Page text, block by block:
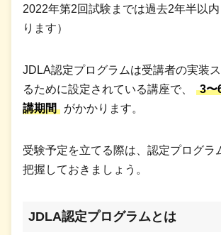
2022年第2回試験までは過去2年半以
ります）
JDLA認定プログラムは受講者の実装
るために設定されている講座で、
3〜
講期間
がかかります。
受験予定を立てる際は、認定プログラ
把握しておきましょう。
JDLA認定プログラムとは